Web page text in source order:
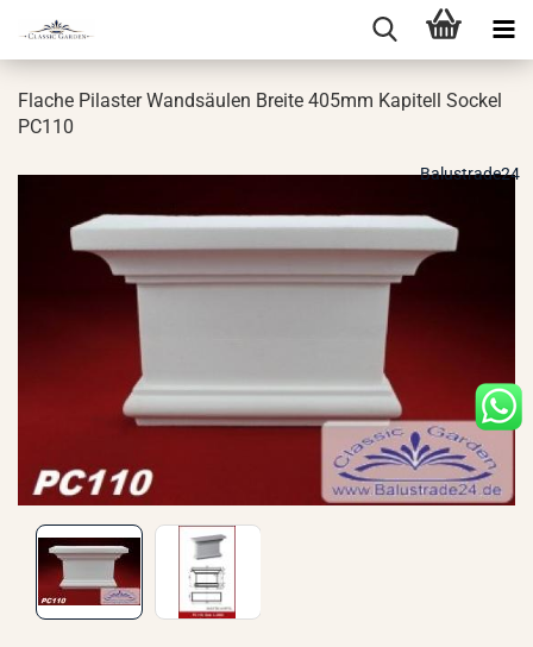
Fla­che Pi­las­ter Wand­säu­len Brei­te 405mm Ka­pi­tell So­ckel
PC110
Balustrade24